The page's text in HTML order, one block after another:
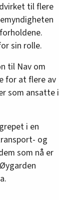
til flere
sin rolle.
til Nav om
for at flere av
som ansatte i
i en
og
som nå er